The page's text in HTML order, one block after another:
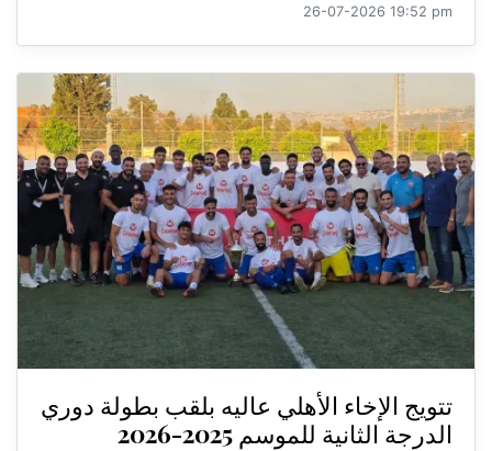
26-07-2026 19:52 pm
تتويج الإخاء الأهلي عاليه بلقب بطولة دوري
الدرجة الثانية للموسم 2025-2026